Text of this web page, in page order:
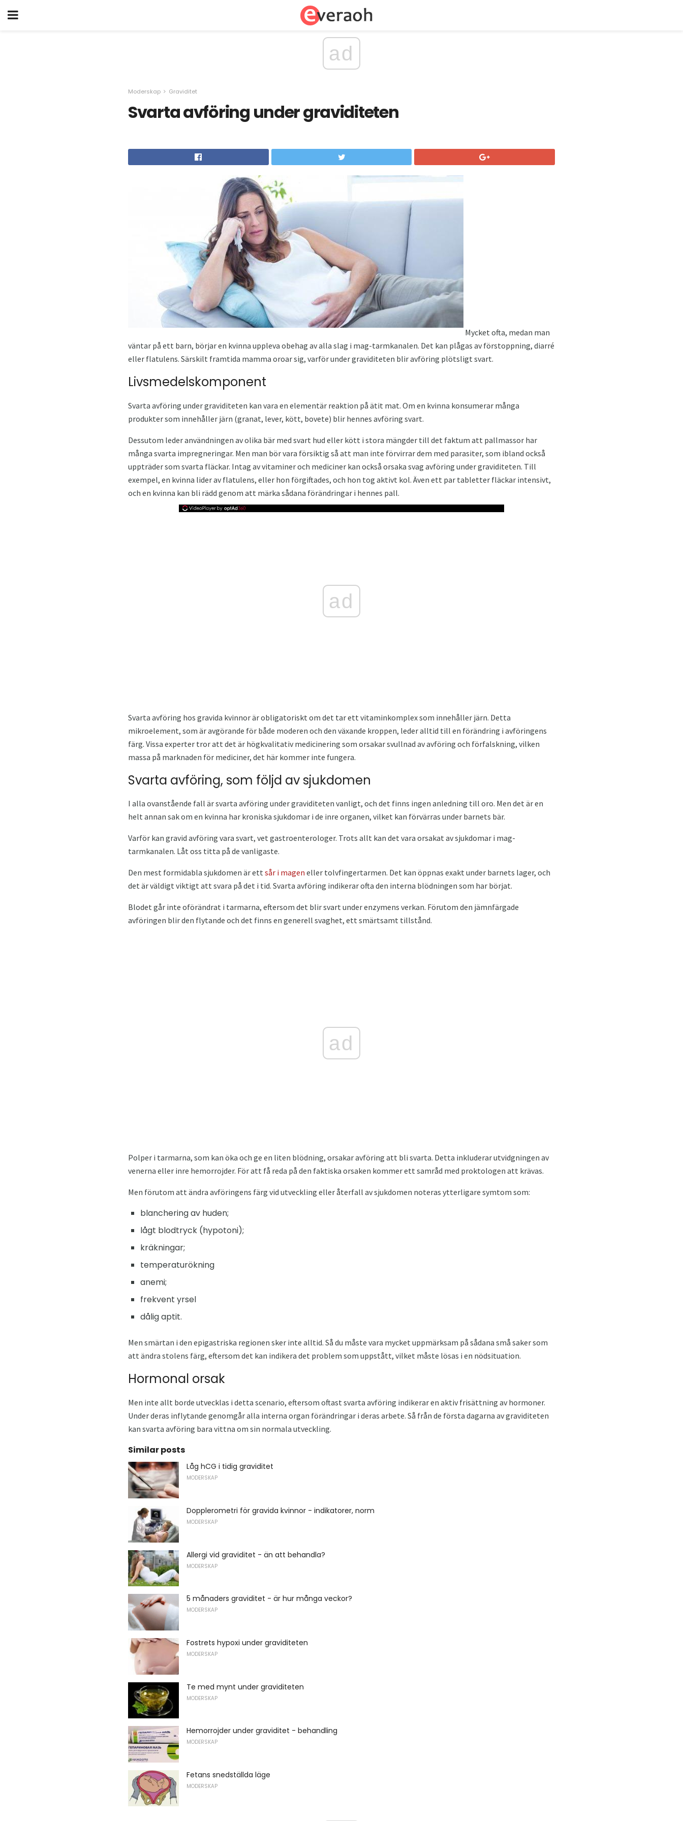
ad
Moderskap Graviditet
Svarta avföring under graviditeten
Mycket ofta, medan man
väntar på ett barn, börjar en kvinna uppleva obehag av alla slag i mag-tarmkanalen. Det kan plågas av förstoppning, diarré
eller flatulens. Särskilt framtida mamma oroar sig, varför under graviditeten blir avföring plötsligt svart.
Livsmedelskomponent
Svarta avföring under graviditeten kan vara en elementär reaktion på ätit mat. Om en kvinna konsumerar många
produkter som innehåller järn (granat, lever, kött, bovete) blir hennes avföring svart.
Dessutom leder användningen av olika bär med svart hud eller kött i stora mängder till det faktum att pallmassor har
många svarta impregneringar. Men man bör vara försiktig så att man inte förvirrar dem med parasiter, som ibland också
uppträder som svarta fläckar. Intag av vitaminer och mediciner kan också orsaka svag avföring under graviditeten. Till
exempel, en kvinna lider av flatulens, eller hon förgiftades, och hon tog aktivt kol. Även ett par tabletter fläckar intensivt,
och en kvinna kan bli rädd genom att märka sådana förändringar i hennes pall.
ad
Svarta avföring hos gravida kvinnor är obligatoriskt om det tar ett vitaminkomplex som innehåller järn. Detta
mikroelement, som är avgörande för både moderen och den växande kroppen, leder alltid till en förändring i avföringens
färg. Vissa experter tror att det är högkvalitativ medicinering som orsakar svullnad av avföring och förfalskning, vilken
massa på marknaden för mediciner, det här kommer inte fungera.
Svarta avföring, som följd av sjukdomen
I alla ovanstående fall är svarta avföring under graviditeten vanligt, och det finns ingen anledning till oro. Men det är en
helt annan sak om en kvinna har kroniska sjukdomar i de inre organen, vilket kan förvärras under barnets bär.
Varför kan gravid avföring vara svart, vet gastroenterologer. Trots allt kan det vara orsakat av sjukdomar i mag-
tarmkanalen. Låt oss titta på de vanligaste.
Den mest formidabla sjukdomen är ett sår i magen eller tolvfingertarmen. Det kan öppnas exakt under barnets lager, och
det är väldigt viktigt att svara på det i tid. Svarta avföring indikerar ofta den interna blödningen som har börjat.
Blodet går inte oförändrat i tarmarna, eftersom det blir svart under enzymens verkan. Förutom den jämnfärgade
avföringen blir den flytande och det finns en generell svaghet, ett smärtsamt tillstånd.
ad
Polper i tarmarna, som kan öka och ge en liten blödning, orsakar avföring att bli svarta. Detta inkluderar utvidgningen av
venerna eller inre hemorrojder. För att få reda på den faktiska orsaken kommer ett samråd med proktologen att krävas.
Men förutom att ändra avföringens färg vid utveckling eller återfall av sjukdomen noteras ytterligare symtom som:
blanchering av huden;
lågt blodtryck (hypotoni);
kräkningar;
temperaturökning
anemi;
frekvent yrsel
dålig aptit.
Men smärtan i den epigastriska regionen sker inte alltid. Så du måste vara mycket uppmärksam på sådana små saker som
att ändra stolens färg, eftersom det kan indikera det problem som uppstått, vilket måste lösas i en nödsituation.
Hormonal orsak
Men inte allt borde utvecklas i detta scenario, eftersom oftast svarta avföring indikerar en aktiv frisättning av hormoner.
Under deras inflytande genomgår alla interna organ förändringar i deras arbete. Så från de första dagarna av graviditeten
kan svarta avföring bara vittna om sin normala utveckling.
Similar posts
Låg hCG i tidig graviditet
MODERSKAP
Dopplerometri för gravida kvinnor - indikatorer, norm
MODERSKAP
Allergi vid graviditet - än att behandla?
MODERSKAP
5 månaders graviditet - är hur många veckor?
MODERSKAP
Fostrets hypoxi under graviditeten
MODERSKAP
Te med mynt under graviditeten
MODERSKAP
Hemorrojder under graviditet - behandling
MODERSKAP
Fetans snedställda läge
MODERSKAP